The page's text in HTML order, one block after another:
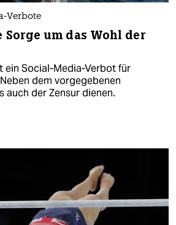
Verbote
Sorge um das Wohl der
ein Social-Media-Verbot für
dem vorgegebenen
auch der Zensur dienen.